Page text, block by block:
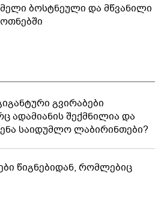
ბოსტნეული და მწვანილი
გვირაბები
ადამიანის შექმნილია და
საიდუმლო ლაბირინთები?
წიგნებიდან, რომლებიც